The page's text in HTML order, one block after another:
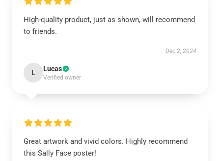
High-quality product, just as shown, will recommend
to friends.
Dec 2, 2024
L Lucas
Verified owner
Great artwork and vivid colors. Highly recommend
this Sally Face poster!